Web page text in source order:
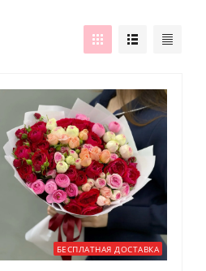
БЕСПЛАТНАЯ ДОСТАВКА